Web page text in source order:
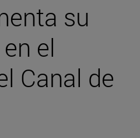
su
el
Canal de